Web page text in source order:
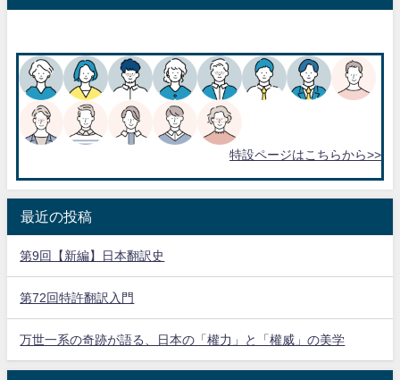
特設ページはこちらから>>
最近の投稿
第9回【新編】日本翻訳史
第72回特許翻訳入門
万世一系の奇跡が語る、日本の「權力」と「權威」の美学